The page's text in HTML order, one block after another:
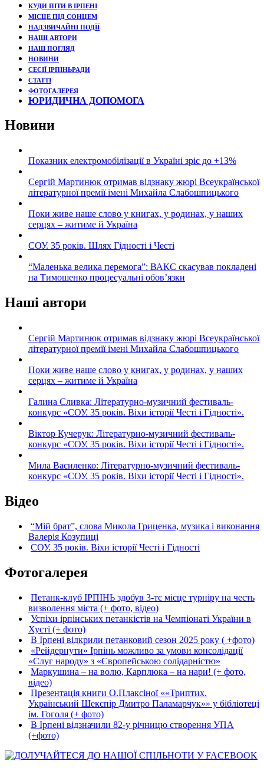
КУДИ ПІТИ В ІРПЕНІ
МІСЦЕ ПІД СОНЦЕМ
НАДЗВИЧАЙНІ ПОДЇЇ
НАШІ АВТОРИ
НАШ ПОГЛЯД
НОВИНИ
СЕСІЇ ІРПІНЬРАДИ
СТАТТІ
ФОТОГАЛЕРЕЯ
ЮРИДИЧНА ДОПОМОГА
Новини
Показник електромобілізації в Україні зріс до +13%
Сергій Мартинюк отримав відзнаку жюрі Всеукраїнської
літературної премії імені Михайла Слабошпицького
Поки живе наше слово у книгах, у родинах, у наших
серцях – житиме й Україна
СОУ. 35 років. Шлях Гідності і Честі
“Маленька велика перемога”: ВАКС скасував покладені
на Тимошенко процесуальні обов’язки
Наші автори
Сергій Мартинюк отримав відзнаку жюрі Всеукраїнської
літературної премії імені Михайла Слабошпицького
Поки живе наше слово у книгах, у родинах, у наших
серцях – житиме й Україна
Галина Сливка: Літературно-музичний фестиваль-
конкурс «СОУ. 35 років. Віхи історії Честі і Гідності».
Віктор Кучерук: Літературно-музичний фестиваль-
конкурс «СОУ. 35 років. Віхи історії Честі і Гідності».
Мила Василенко: Літературно-музичний фестиваль-
конкурс «СОУ. 35 років. Віхи історії Честі і Гідності».
Відео
“Мій брат”, слова Микола Гриценка, музика і виконання
Валерія Козупиці
СОУ. 35 років. Віхи історії Честі і Гідності
Фотогалерея
Петанк-клуб ІРПІНЬ здобув 3-тє місце турніру на честь
визволення міста (+ фото, відео)
Успіхи ірпінських петанкістів на Чемпіонаті України в
Хусті (+ фото)
В Ірпені відкрили петанковий сезон 2025 року ( +фото)
«Рейдернути» Ірпінь можливо за умови консолідації
«Слуг народу» з «Європейською солідарністю»
Маркушина – на волю, Карплюка – на нари! (+ фото,
відео)
Презентація книги О.Плаксіної ««Триптих.
Український Шекспір Дмитро Паламарчук»» у бібліотеці
ім. Гоголя (+ фото)
В Ірпені відзначили 82-у річницю створення УПА
(+фото)